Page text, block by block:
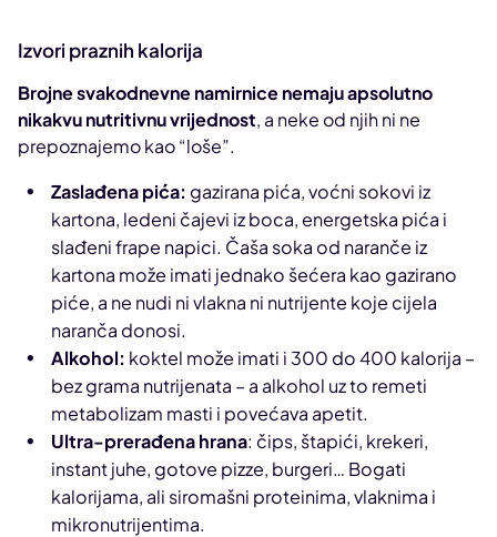
Izvori praznih kalorija
Brojne svakodnevne namirnice nemaju apsolutno
nikakvu nutritivnu vrijednost, a neke od njih ni ne
prepoznajemo kao “loše”.
Zaslađena pića: gazirana pića, voćni sokovi iz
kartona, ledeni čajevi iz boca, energetska pića i
slađeni frape napici. Čaša soka od naranče iz
kartona može imati jednako šećera kao gazirano
piće, a ne nudi ni vlakna ni nutrijente koje cijela
naranča donosi.
Alkohol: koktel može imati i 300 do 400 kalorija –
bez grama nutrijenata – a alkohol uz to remeti
metabolizam masti i povećava apetit.
Ultra-prerađena hrana: čips, štapići, krekeri,
instant juhe, gotove pizze, burgeri… Bogati
kalorijama, ali siromašni proteinima, vlaknima i
mikronutrijentima.